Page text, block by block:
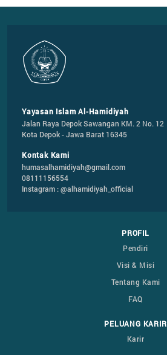
Yayasan Islam Al-Hamidiyah
Jalan Raya Depok Sawangan KM. 2 No. 12
Kota Depok - Jawa Barat 16345
Kontak Kami
humasalhamidiyah@gmail.com
08111156554
Instagram : @alhamidiyah_official
PROFIL
Pendiri
Visi & Misi
Tentang Kami
FAQ
PELUANG KARIR
Karir